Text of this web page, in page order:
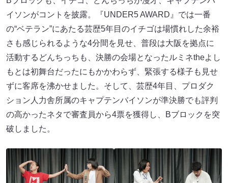
イソンがコントを披露。『UNDER5 AWARD』では一番
の“ベテラン”にあたる芸歴5年目のイチゴは場慣れした余裕
さも感じられるような4分間を見せ、普段は大阪を拠点に
活動するどんちっちも、決勝の会場となったルミネtheよし
もとは初舞台だったにもかかわらず、緊張する様子も見せ
ずに客席を沸かせました。そして、芸歴4年目、プロダク
ション人力舎所属のキャプテンバイソンが準決勝でも評判
の高かったネタで審査員から4票を獲得し、Bブロックを突
破しました。